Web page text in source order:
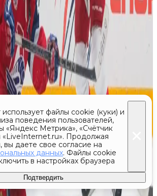
файлы cookie (куки) и
поведения пользователей,
«Яндекс Метрика», «Счётчик
«LiveInternet.ru». Продолжая
вы даете свое согласие на
данных. Файлы cookie
в настройках браузера
Подтвердить